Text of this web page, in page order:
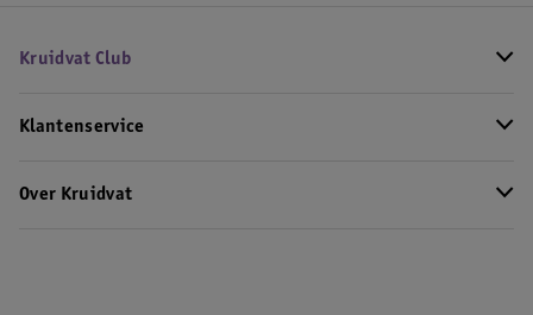
Kruidvat Club
Klantenservice
Over Kruidvat